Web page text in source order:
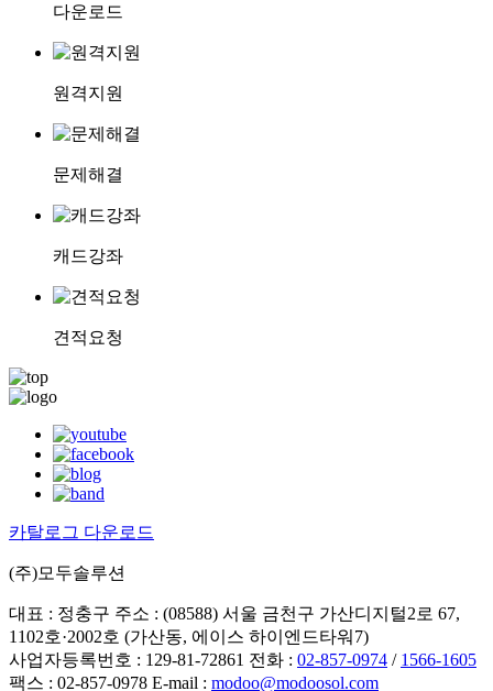
다운로드
원격지원
문제해결
캐드강좌
견적요청
카탈로그 다운로드
(주)모두솔루션
대표 : 정충구 주소 : (08588) 서울 금천구 가산디지털2로 67,
1102호·2002호 (가산동, 에이스 하이엔드타워7)
사업자등록번호 : 129-81-72861 전화 : 02-857-0974 / 1566-1605
팩스 : 02-857-0978 E-mail : modoo@modoosol.com